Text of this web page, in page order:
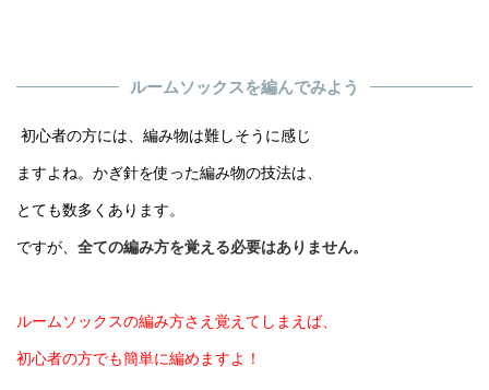
ルームソックスを編んでみよう
初心者の方には、編み物は難しそうに感じ
ますよね。かぎ針を使った編み物の技法は、
とても数多くあります。
ですが、 全ての編み方を覚える必要はありません。
ルームソックスの編み方さえ覚えてしまえば、
初心者の方でも簡単に編めますよ！